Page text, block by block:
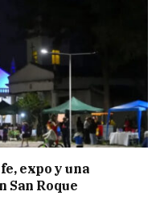
expo y una
San Roque